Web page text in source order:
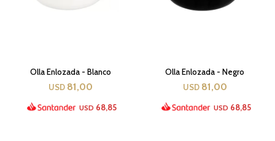
Olla Enlozada - Blanco
USD 81,00
USD 68,85
Olla Enlozada - Negro
USD 81,00
USD 68,85